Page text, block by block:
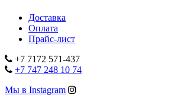
Доставка
Оплата
Прайс-лист
+7 7172 571-437
+7 747 248 10 74
Мы в Instagram